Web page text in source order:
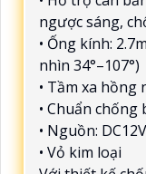
ngược sáng,
• Ống kính:
nhìn 34°–107°)
• Tầm xa hồng
• Chuẩn chống
• Nguồn:
• Vỏ kim loại